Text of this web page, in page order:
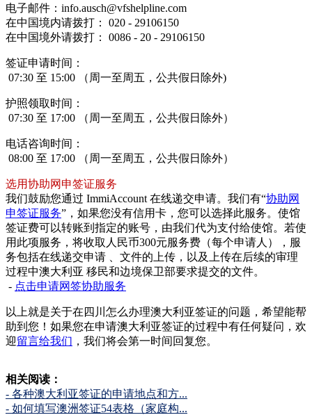
电子邮件：info.ausch@vfshelpline.com
在中国境内请拨打： 020 - 29106150
在中国境外请拨打： 0086 - 20 - 29106150
签证申请时间：
07:30 至 15:00 （周一至周五，公共假日除外)
护照领取时间：
07:30 至 17:00 （周一至周五，公共假日除外）
电话咨询时间：
08:00 至 17:00 （周一至周五，公共假日除外）
选用协助网申签证服务
我们鼓励您通过 ImmiAccount 在线递交申请。我们有“协助网
申签证服务”，如果您没有信用卡，您可以选择此服务。使馆
签证费可以转账到指定的账号，由我们代为支付给使馆。若使
用此项服务，将收取人民币300元服务费（每个申请人），服
务包括在线递交申请 、文件的上传，以及上传在后续的审理
过程中澳大利亚 移民和边境保卫部要求提交的文件。
- 点击申请网签协助服务
以上就是关于在四川怎么办理澳大利亚签证的问题，希望能帮
助到您！如果您在申请澳大利亚签证的过程中有任何疑问，欢
迎留言给我们 ，我们将会第一时间回复您。
相关阅读：
- 各种澳大利亚签证的申请地点和方...
- 如何填写澳洲签证54表格（家庭构...